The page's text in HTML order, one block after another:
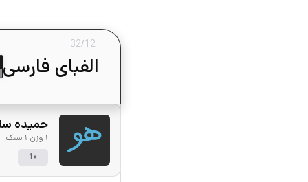
حمیده
۱ وزن ۱ سبک
1x
32/12